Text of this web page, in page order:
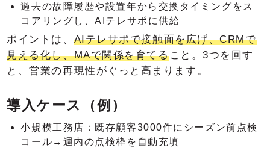
過去の故障履歴や設置年から交換タイミングをス
コアリングし、AIテレサポに供給
ポイントは、 AIテレサポで接触面を広げ、CRMで
見える化し、MAで関係を育てること。3つを回す
と、営業の再現性がぐっと高まります。
導入ケース（例）
小規模工務店：既存顧客3000件にシーズン前点検
コール→週内の点検枠を自動充填